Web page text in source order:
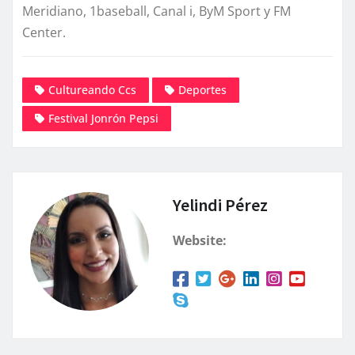
Meridiano, 1baseball, Canal i, ByM Sport y FM
Center.
Cultureando Ccs
Deportes
Festival Jonrón Pepsi
Yelindi Pérez
Website: